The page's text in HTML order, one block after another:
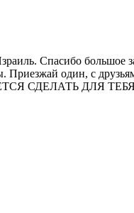
Спасибо большое за
Приезжай один, с
СДЕЛАТЬ ДЛЯ